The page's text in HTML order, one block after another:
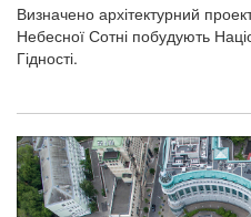
Визначено архітектурний
Небесної Сотні побудують
Гідності.